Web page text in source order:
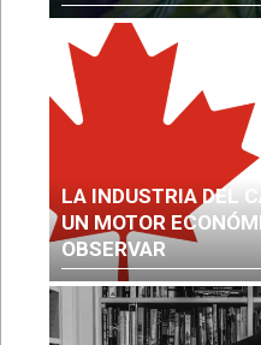
LA INDUSTRIA DEL
UN MOTOR
OBSERVAR